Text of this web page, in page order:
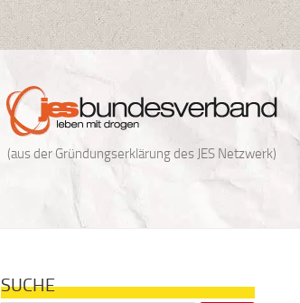
(aus der Gründungserklärung des JES Netzwerk)
SUCHE